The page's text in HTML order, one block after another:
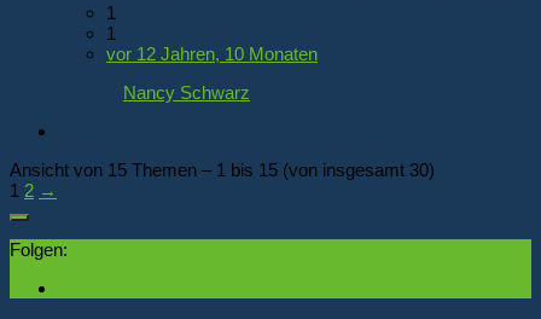
1
1
vor 12 Jahren, 10 Monaten
Nancy Schwarz
Ansicht von 15 Themen – 1 bis 15 (von insgesamt 30)
1 2 →
Folgen: